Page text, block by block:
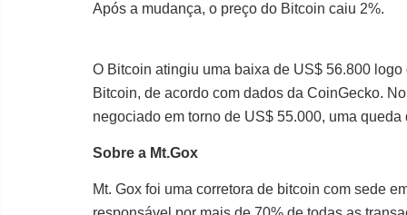
Após a mudança, o preço do Bitcoin caiu 2%.
O Bitcoin atingiu uma baixa de US$ 56.800
Bitcoin, de acordo com dados da CoinGecko.
negociado em torno de US$ 55.000, uma
Sobre a Mt.Gox
Mt. Gox foi uma corretora de bitcoin com sede